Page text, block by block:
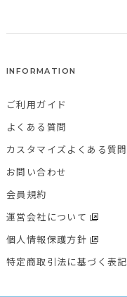
INFORMATION
ご利用ガイド
よくある質問
カスタマイズよくある質問
お問い合わせ
会員規約
運営会社について
個人情報保護方針
特定商取引法に基づく表記